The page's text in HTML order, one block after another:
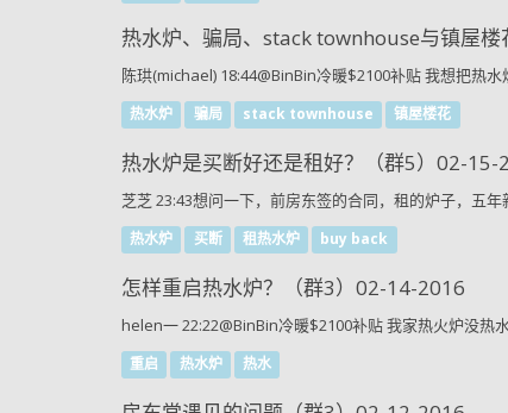
热水炉、骗局、stack townhouse与镇屋
陈珙(michael) 18:44@BinBin冷暖$2100补贴 我想把热
热水炉 骗局 stack townhouse 镇屋楼花
热水炉是买断好还是租好？（群5）02-15-
芝芝 23:43想问一下，前房东签的合同，租的炉子，五
热水炉 买断 租热水炉 buy back
怎样重启热水炉？（群3）02-14-2016
helen一 22:22@BinBin冷暖$2100补贴 我家热火炉没热
重启 热水炉 热水